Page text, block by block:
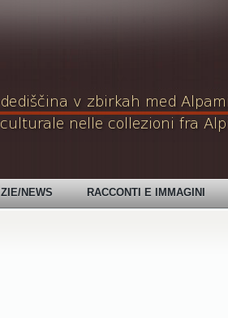
NEWS RACCONTI E IMMAGINI